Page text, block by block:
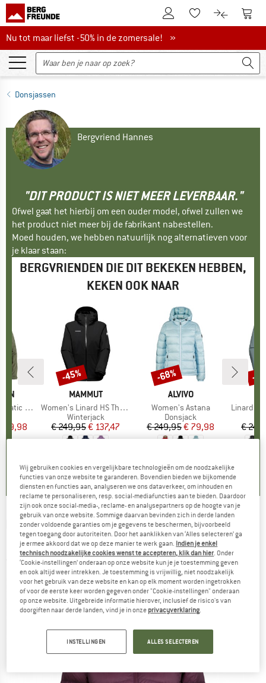
De klantenaccount
Naar deNaar de
Nu tot maar liefst -50% in de zomersale!
Nu tot maar liefst -50% in de zomersale! »
Donsjassen
Bergvriend Hannes
"DIT PRODUCT IS NIET MEER LEVERBAAR."
Ofwel gaat het hierbij om een ouder model, ofwel zullen we
het product niet meer bij de fabrikant nabestellen.
Moed houden, we hebben natuurlijk nog alternatieven voor
je klaar staan:
BERGVRIENDEN DIE DIT BEKEKEN HEBBEN,
KEKEN OOK NAAR
Jacket
prijs
MERK
MAMMUT
Artikel
Women's Linard HS Thermo Hooded Jacket
Productgroep
Winterjack
Prijs
€ 249,95Verlaagde prijs
€ 137,47
Korting
-45%
MERK
ALVIVO
Artikel
Women's Astana
Productgroep
Donsjack
Prijs
€ 249,95Verlaagde prijs
€ 79,98
Korting
-68%
Artikel
Linard Hardshell
€
-
MAMMUT -Women's Meron Insulation
Hooded Jacket - Donsjack
(0)
Wij gebruiken cookies en vergelijkbare technologieën om de noodzakelijke
functies van onze website te garanderen. Bovendien bieden we bijkomende
diensten en functies aan, analyseren we ons dataverkeer, om inhouden en
reclame te personaliseren, resp. social-mediafuncties aan te bieden. Daardoor
zijn ook onze social-media-, reclame- en analysepartners op de hoogte van je
gebruik van onze website. Sommige daarvan bevinden zich in derde landen
zonder voldoende garanties om je gegevens te beschermen, bijvoorbeeld
tegen toegang door autoriteiten. Door het aanklikken van ‘Alles selecteren’ ga
je ermee akkoord dat we op deze manier te werk gaan. Indien je enkel
technisch noodzakelijke cookies wenst te accepteren, klik dan hier. Onder
‘Cookie-instellingen’ onderaan op onze website kun je je toestemming geven
en ook altijd weer intrekken. Je toestemming is vrijwillig, niet noodzakelijk
voor het gebruik van deze website en kan op elk moment worden ingetrokken
of voor de eerste keer worden gegeven onder "Cookie-instellingen" onderaan
op onze website. Uitgebreide informatie hierover, inclusief de risico's van
doorgiften naar derde landen, vind je in onze privacyverklaring.
INSTELLINGEN ALLES SELECTEREN